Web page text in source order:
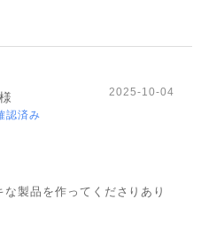
認済み
2025-10-04
な製品を作ってくださりあり